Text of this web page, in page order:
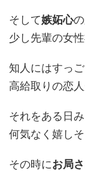
そして嫉妬心
少し先輩の女
知人にはすっ
高給取りの恋
それをある日
何気なく嬉し
その時にお局